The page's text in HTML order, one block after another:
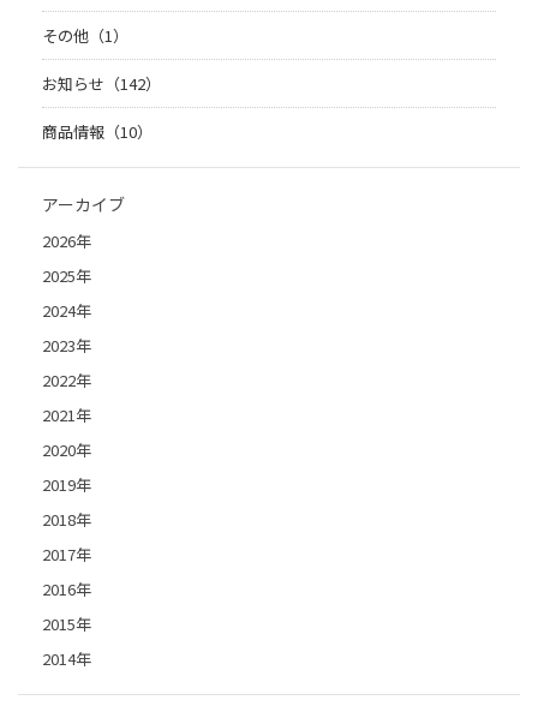
その他（1）
お知らせ（142）
商品情報（10）
アーカイブ
2026年
2025年
2024年
2023年
2022年
2021年
2020年
2019年
2018年
2017年
2016年
2015年
2014年